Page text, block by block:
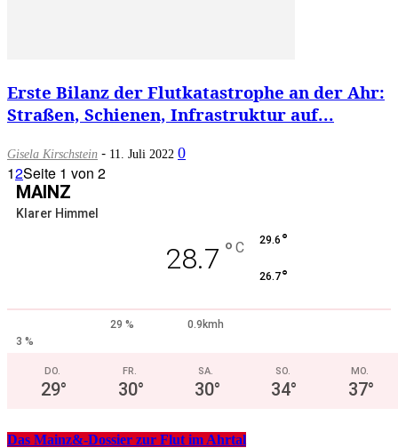
Erste Bilanz der Flutkatastrophe an der Ahr:
Straßen, Schienen, Infrastruktur auf...
Gisela Kirschstein - 11. Juli 2022 0
12Seite 1 von 2
MAINZ
Klarer Himmel
28.7 ° C 29.6 °
26.7°
29 %
0.9kmh
3 %
DO.
29°
FR.
30°
SA.
30°
SO.
34°
MO.
37°
Das Mainz&-Dossier zur Flut im Ahrtal